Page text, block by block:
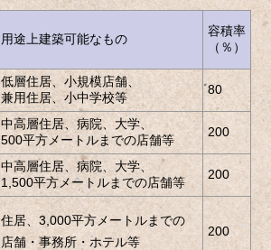
用途上建築可能なもの
容積率
（％）
低層住居、小規模店舗、
兼用住居、小中学校等
80 50
中高層住居、病院、大学、
500平方メートルまでの店舗等
200 60
中高層住居、病院、大学、
1,500平方メートルまでの店舗等
200 60
住居、3,000平方メートルまでの
店舗・事務所・ホテル等
200 60